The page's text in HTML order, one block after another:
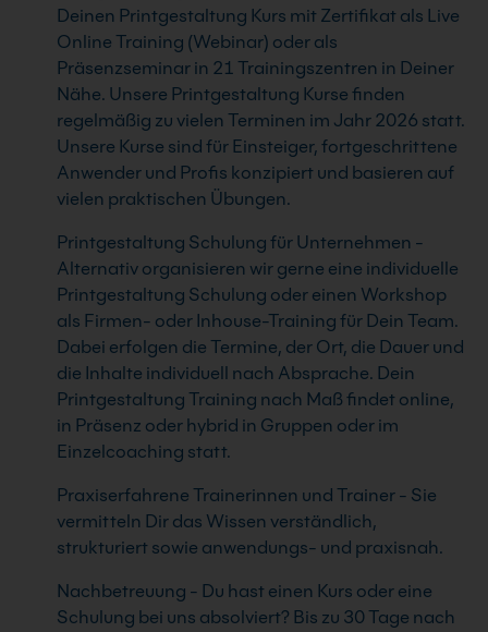
Deinen Printgestaltung Kurs mit Zertifikat als Live
Online Training (Webinar) oder als
Präsenzseminar in 21 Trainingszentren in Deiner
Nähe. Unsere Printgestaltung Kurse finden
regelmäßig zu vielen Terminen im Jahr 2026 statt.
Unsere Kurse sind für Einsteiger, fortgeschrittene
Anwender und Profis konzipiert und basieren auf
vielen praktischen Übungen.
Printgestaltung Schulung für Unternehmen -
Alternativ organisieren wir gerne eine individuelle
Printgestaltung Schulung oder einen Workshop
als Firmen- oder Inhouse-Training für Dein Team.
Dabei erfolgen die Termine, der Ort, die Dauer und
die Inhalte individuell nach Absprache. Dein
Printgestaltung Training nach Maß findet online,
in Präsenz oder hybrid in Gruppen oder im
Einzelcoaching statt.
Praxiserfahrene Trainerinnen und Trainer - Sie
vermitteln Dir das Wissen verständlich,
strukturiert sowie anwendungs- und praxisnah.
Nachbetreuung - Du hast einen Kurs oder eine
Schulung bei uns absolviert? Bis zu 30 Tage nach